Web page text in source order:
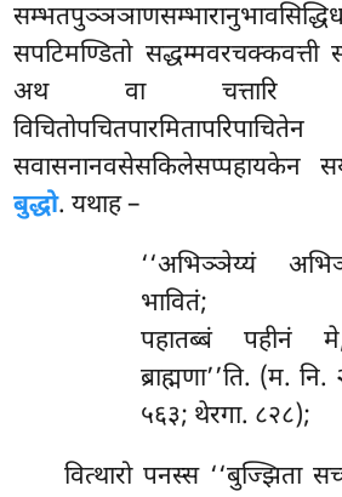
सपटिमण्डितो सद्धम्मवरचक्कवत्ती
अथ वा चत्तारि
विचितोपचितपारमितापरिपाचितेन
सवासनानवसेसकिलेसप्पहायकेन
बुद्धो. यथाह –
‘‘अभिञ्ञेय्यं
भावितं;
पहातब्बं पहीनं
ब्राह्मणा’’ति. (म.
५६३; थेरगा. ८२८);
वित्थारो पनस्स ‘‘बुज्झिता